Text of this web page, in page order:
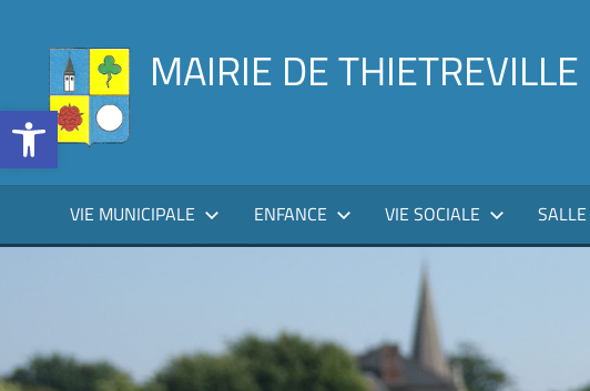
contenu
MAIRIE DE THIETREVILLE
VIE MUNICIPALE ENFANCE VIE SOCIALE
Ouvrir la barre d’outils